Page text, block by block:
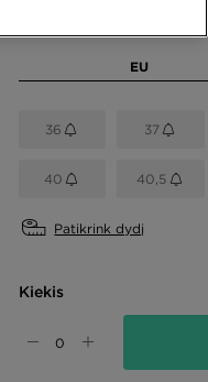
EU
36 37
40 40,5
Patikrink dydį
Kiekis